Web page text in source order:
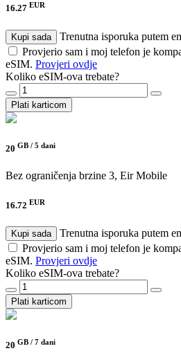
16.27 EUR
Kupi sada
Trenutna isporuka putem
Provjerio sam i moj telefon je
eSIM. Provjeri ovdje
Koliko eSIM-ova trebate?
Plati karticom
20 GB / 5 dani
Bez ograničenja brzine 3, Eir Mobile
16.72 EUR
Kupi sada
Trenutna isporuka putem
Provjerio sam i moj telefon je
eSIM. Provjeri ovdje
Koliko eSIM-ova trebate?
Plati karticom
20 GB / 7 dani